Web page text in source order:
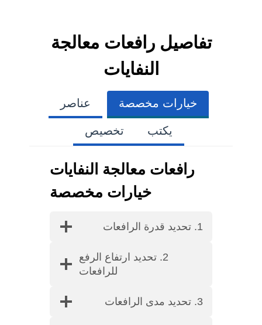
تفاصيل رافعات معالجة
النفايات
خيارات مخصصة عناصر
يكتب تخصيص
رافعات معالجة النفايات
خيارات مخصصة
1. تحديد قدرة الرافعات
2. تحديد ارتفاع الرفع
للرافعات
3. تحديد مدى الرافعات